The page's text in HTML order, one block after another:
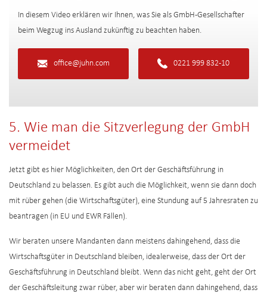
In diesem Video erklären wir Ihnen, was Sie als GmbH-Gesellschafter
beim Wegzug ins Ausland zukünftig zu beachten haben.
office@juhn.com 0221 999 832-10
5. Wie man die Sitzverlegung der GmbH
vermeidet
Jetzt gibt es hier Möglichkeiten, den Ort der Geschäftsführung in
Deutschland zu belassen. Es gibt auch die Möglichkeit, wenn sie dann doch
mit rüber gehen (die Wirtschaftsgüter), eine Stundung auf 5 Jahresraten zu
beantragen (in EU und EWR Fällen).
Wir beraten unsere Mandanten dann meistens dahingehend, dass die
Wirtschaftsgüter in Deutschland bleiben, idealerweise, dass der Ort der
Geschäftsführung in Deutschland bleibt. Wenn das nicht geht, geht der Ort
der Geschäftsleitung zwar rüber, aber wir beraten dann dahingehend, dass